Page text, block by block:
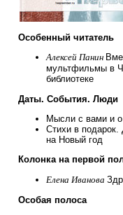
Особенный читатель
Алексей Панин
мультфильмы в
библиотеке
Даты. События. Люди
Мысли с вами и
Стихи в
на Новый год
Колонка на первой
Елена Иванова
Особая полоса